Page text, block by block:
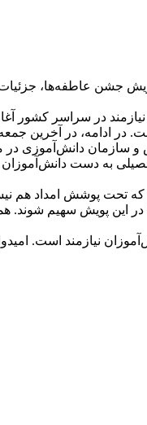
پویش جشن عاطفه‌ها،
در سراسر کشور
در آخرین جمعه
سازمان دانش‌آموزی در
به دست
که تحت پوشش امداد هم
نیازمند است.